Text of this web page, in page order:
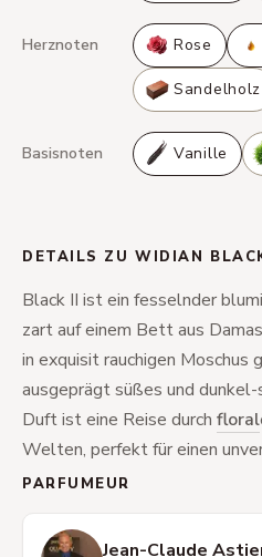
Herznoten Rose
Sandelholz
Basisnoten Vanille
DETAILS ZU WIDIAN
Black II ist ein fesselnder
zart auf einem Bett aus
in exquisit rauchigen Moschus
ausgeprägt süßes und
Duft ist eine Reise durch floral
Welten, perfekt für einen
PARFUMEUR
Jean-Claude